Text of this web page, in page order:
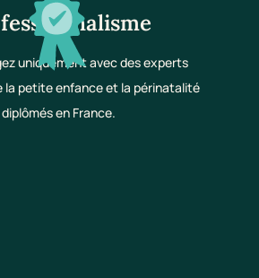
uniquement avec des experts
la petite enfance et la périnatalité
diplômés en France.